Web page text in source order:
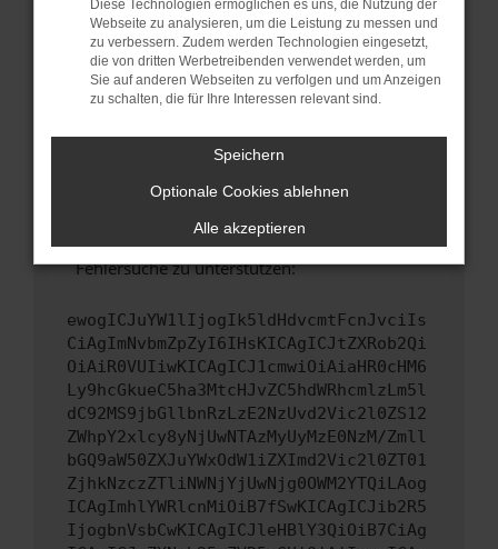
sind.
Veraltete Software birgt nicht nur ein
Sicherheitsrisiko, sondern kann auch dazu
führen, dass bestimmte Funktionen nicht mehr
unterstützt werden.
Wende dich an den Webseitenbetreiber.
Wenn du alle oben genannten Schritte versucht
hast, kontaktiere uns bitte. Wir werden
versuchen, das Problem zu beheben. Du kannst
uns diesen Text schicken, um uns bei der
Fehlersuche zu unterstützen:
ewogICJuYW1lIjogIk5ldHdvcmtFcnJvciIs
CiAgImNvbmZpZyI6IHsKICAgICJtZXRob2Qi
OiAiR0VUIiwKICAgICJ1cmwiOiAiaHR0cHM6
Ly9hcGkueC5ha3MtcHJvZC5hdWRhcmlzLm5l
dC92MS9jbGllbnRzLzE2NzUvd2Vic2l0ZS12
ZWhpY2xlcy8yNjUwNTAzMyUyMzE0NzM/Zmll
bGQ9aW50ZXJuYWxOdW1iZXImd2Vic2l0ZT01
ZjhkNzczZTliNWNjYjUwNjg0OWM2YTQiLAog
ICAgImhlYWRlcnMiOiB7fSwKICAgICJib2R5
IjogbnVsbCwKICAgICJleHBlY3QiOiB7CiAg
Diese Technologien ermöglichen es uns, die Nutzung der
Webseite zu analysieren, um die Leistung zu messen und
zu verbessern. Zudem werden Technologien eingesetzt,
die von dritten Werbetreibenden verwendet werden, um
Sie auf anderen Webseiten zu verfolgen und um Anzeigen
zu schalten, die für Ihre Interessen relevant sind.
Speichern
Optionale Cookies ablehnen
Alle akzeptieren